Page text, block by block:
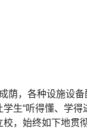
荫，各种设施设
生“听得懂、学得
，始终如下地贯